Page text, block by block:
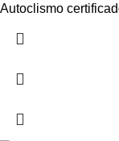
Autoclismo